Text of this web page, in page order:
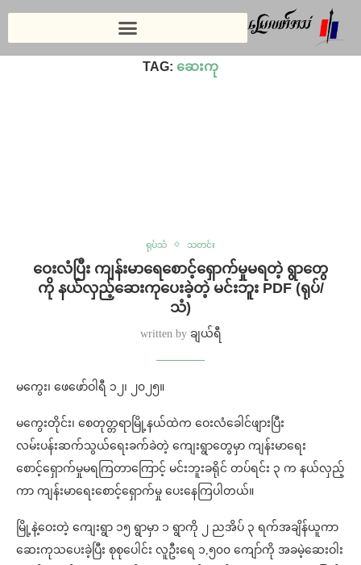
TAG: ဆေးကု
ရုပ်သံ သတင်း
ဝေးလံပြီး ကျန်းမာရေစောင့်ရှောက်မှုမရတဲ့ ရွာတွေ
ကို နယ်လှည့်ဆေးကုပေးခဲ့တဲ့ မင်းဘူး PDF (ရုပ်/
သံ)
written by ချယ်ရီ
မကွေး၊ ဖေဖော်ဝါရီ ၁၂၊ ၂၀၂၅။
မကွေးတိုင်း၊ စေတုတ္တရာမြို့နယ်ထဲက ဝေးလံခေါင်ဖျားပြီး
လမ်းပန်းဆက်သွယ်ရေးခက်ခဲတဲ့ ကျေးရွာတွေမှာ ကျန်းမာရေး
စောင့်ရှောက်မှုမရကြတာကြောင့် မင်းဘူးခရိုင် တပ်ရင်း ၃ က နယ်လှည့်
ကာ ကျန်းမာရေးစောင့်ရှောက်မှု ပေးနေကြပါတယ်။
မြို့နဲ့ဝေးတဲ့ ကျေးရွာ ၁၅ ရွာမှာ ၁ ရွာကို ၂ ညအိပ် ၃ ရက်အချိန်ယူကာ
ဆေးကုသပေးခဲ့ပြီး စုစုပေါင်း လူဦးရေ ၁,၅၀၀ ကျော်ကို အခမဲ့ဆေးဝါး